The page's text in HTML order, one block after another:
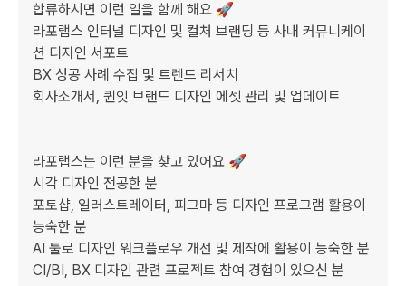
합류하시면 이런 일을 함께 해요 🚀
라포랩스 인터널 디자인 및 컬처 브랜딩 등 사내 커뮤니케이
션 디자인 서포트
BX 성공 사례 수집 및 트렌드 리서치
회사소개서, 퀸잇 브랜드 디자인 에셋 관리 및 업데이트
라포랩스는 이런 분을 찾고 있어요 🚀
시각 디자인 전공한 분
포토샵, 일러스트레이터, 피그마 등 디자인 프로그램 활용이
능숙한 분
AI 툴로 디자인 워크플로우 개선 및 제작에 활용이 능숙한 분
CI/BI, BX 디자인 관련 프로젝트 참여 경험이 있으신 분